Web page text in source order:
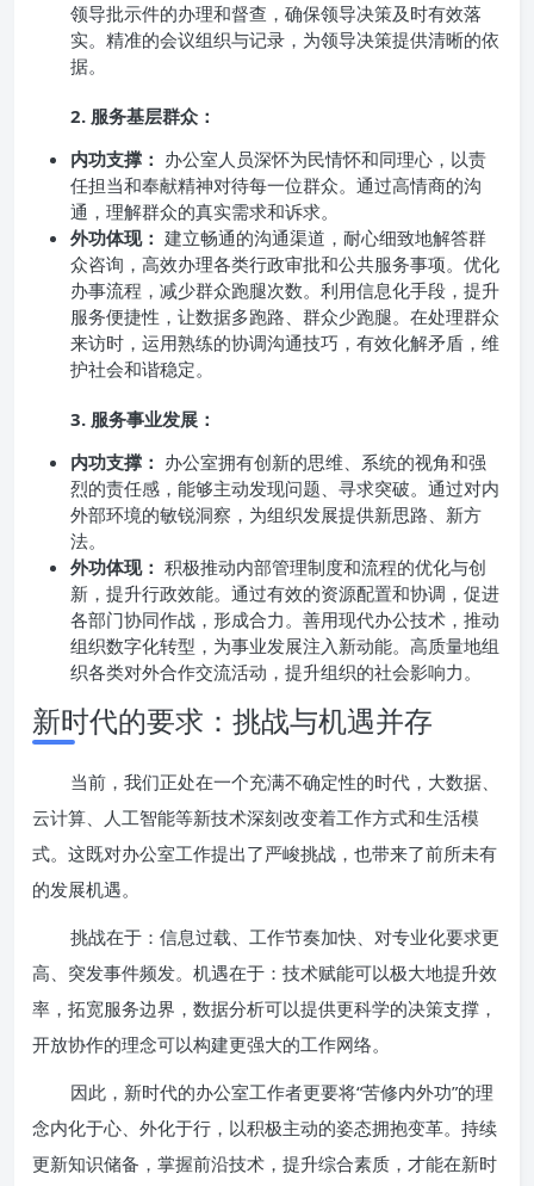
领导批示件的办理和督查，确保领导决策及时有效落
实。精准的会议组织与记录，为领导决策提供清晰的依
据。
2. 服务基层群众：
内功支撑： 办公室人员深怀为民情怀和同理心，以责
任担当和奉献精神对待每一位群众。通过高情商的沟
通，理解群众的真实需求和诉求。
外功体现： 建立畅通的沟通渠道，耐心细致地解答群
众咨询，高效办理各类行政审批和公共服务事项。优化
办事流程，减少群众跑腿次数。利用信息化手段，提升
服务便捷性，让数据多跑路、群众少跑腿。在处理群众
来访时，运用熟练的协调沟通技巧，有效化解矛盾，维
护社会和谐稳定。
3. 服务事业发展：
内功支撑： 办公室拥有创新的思维、系统的视角和强
烈的责任感，能够主动发现问题、寻求突破。通过对内
外部环境的敏锐洞察，为组织发展提供新思路、新方
法。
外功体现： 积极推动内部管理制度和流程的优化与创
新，提升行政效能。通过有效的资源配置和协调，促进
各部门协同作战，形成合力。善用现代办公技术，推动
组织数字化转型，为事业发展注入新动能。高质量地组
织各类对外合作交流活动，提升组织的社会影响力。
新时代的要求：挑战与机遇并存
当前，我们正处在一个充满不确定性的时代，大数据、
云计算、人工智能等新技术深刻改变着工作方式和生活模
式。这既对办公室工作提出了严峻挑战，也带来了前所未有
的发展机遇。
挑战在于：信息过载、工作节奏加快、对专业化要求更
高、突发事件频发。机遇在于：技术赋能可以极大地提升效
率，拓宽服务边界，数据分析可以提供更科学的决策支撑，
开放协作的理念可以构建更强大的工作网络。
因此，新时代的办公室工作者更要将“苦修内外功”的理
念内化于心、外化于行，以积极主动的姿态拥抱变革。持续
更新知识储备，掌握前沿技术，提升综合素质，才能在新时